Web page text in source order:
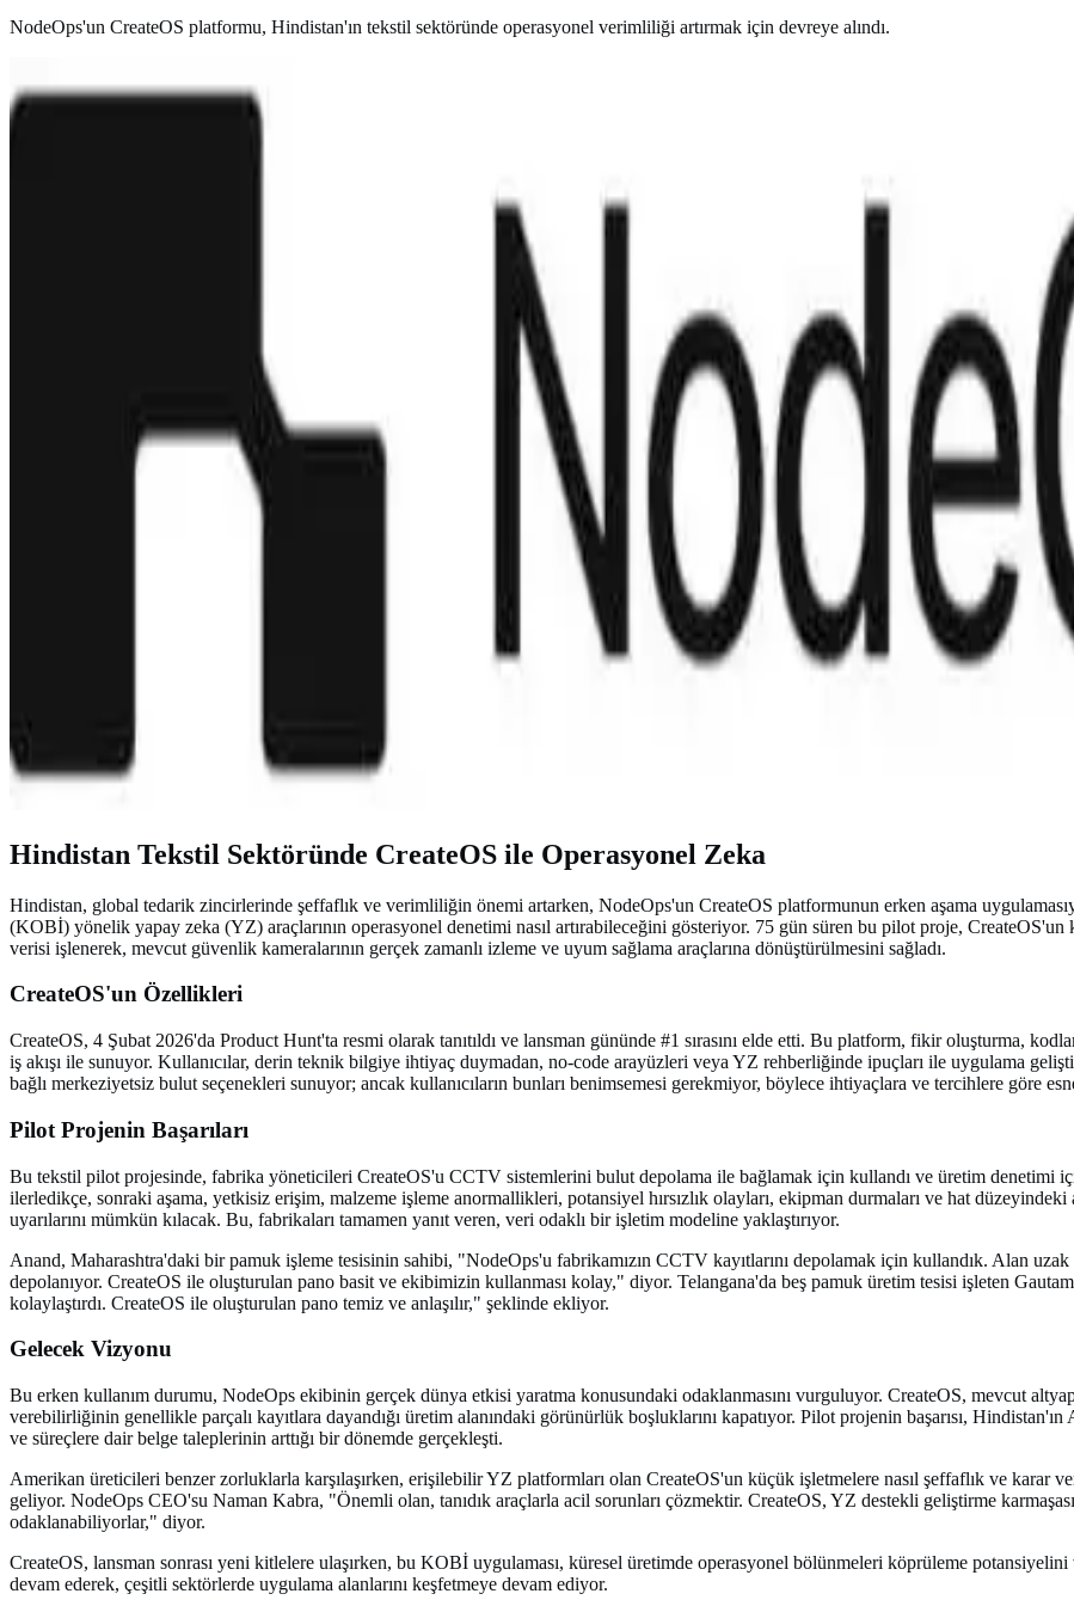
NodeOps'un CreateOS platformu, Hindistan'ın tekstil sektöründe operasyonel verimliliği artırmak için devreye alındı.
Hindistan Tekstil Sektöründe CreateOS ile Operasyonel Zeka
Hindistan, global tedarik zincirlerinde şeffaflık ve verimliliğin önemi artarken, NodeOps'un CreateOS platformunun erken aşama
(KOBİ) yönelik yapay zeka (YZ) araçlarının operasyonel denetimi nasıl artırabileceğini gösteriyor. 75 gün süren bu pilot proje,
verisi işlenerek, mevcut güvenlik kameralarının gerçek zamanlı izleme ve uyum sağlama araçlarına dönüştürülmesini sağladı.
CreateOS'un Özellikleri
CreateOS, 4 Şubat 2026'da Product Hunt'ta resmi olarak tanıtıldı ve lansman gününde #1 sırasını elde etti. Bu platform, fikir oluşturma,
iş akışı ile sunuyor. Kullanıcılar, derin teknik bilgiye ihtiyaç duymadan, no-code arayüzleri veya YZ rehberliğinde ipuçları ile uygulama
bağlı merkeziyetsiz bulut seçenekleri sunuyor; ancak kullanıcıların bunları benimsemesi gerekmiyor, böylece ihtiyaçlara ve tercihlere göre
Pilot Projenin Başarıları
Bu tekstil pilot projesinde, fabrika yöneticileri CreateOS'u CCTV sistemlerini bulut depolama ile bağlamak için kullandı ve üretim denetimi
ilerledikçe, sonraki aşama, yetkisiz erişim, malzeme işleme anormallikleri, potansiyel hırsızlık olayları, ekipman durmaları ve hat
uyarılarını mümkün kılacak. Bu, fabrikaları tamamen yanıt veren, veri odaklı bir işletim modeline yaklaştırıyor.
Anand, Maharashtra'daki bir pamuk işleme tesisinin sahibi, "NodeOps'u fabrikamızın CCTV kayıtlarını depolamak için kullandık. Alan
depolanıyor. CreateOS ile oluşturulan pano basit ve ekibimizin kullanması kolay," diyor. Telangana'da beş pamuk üretim tesisi işleten
kolaylaştırdı. CreateOS ile oluşturulan pano temiz ve anlaşılır," şeklinde ekliyor.
Gelecek Vizyonu
Bu erken kullanım durumu, NodeOps ekibinin gerçek dünya etkisi yaratma konusundaki odaklanmasını vurguluyor. CreateOS, mevcut
verebilirliğinin genellikle parçalı kayıtlara dayandığı üretim alanındaki görünürlük boşluklarını kapatıyor. Pilot projenin başarısı,
ve süreçlere dair belge taleplerinin arttığı bir dönemde gerçekleşti.
Amerikan üreticileri benzer zorluklarla karşılaşırken, erişilebilir YZ platformları olan CreateOS'un küçük işletmelere nasıl şeffaflık ve karar
geliyor. NodeOps CEO'su Naman Kabra, "Önemli olan, tanıdık araçlarla acil sorunları çözmektir. CreateOS, YZ destekli geliştirme
odaklanabiliyorlar," diyor.
CreateOS, lansman sonrası yeni kitlelere ulaşırken, bu KOBİ uygulaması, küresel üretimde operasyonel bölünmeleri köprüleme
devam ederek, çeşitli sektörlerde uygulama alanlarını keşfetmeye devam ediyor.